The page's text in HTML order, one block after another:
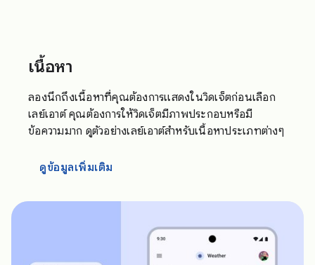
เนื้อหา
ลองนึกถึงเนื้อหาที่คุณต้องการแสดงในวิดเจ็ตก่อนเลือก
เลย์เอาต์ คุณต้องการให้วิดเจ็ตมีภาพประกอบหรือมี
ข้อความมาก ดูตัวอย่างเลย์เอาต์สำหรับเนื้อหาประเภทต่างๆ
ดูข้อมูลเพิ่มเติม